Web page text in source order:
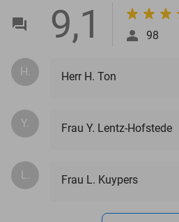
9,1 98
H. Herr H. Ton
Y. Frau Y. Lentz-Hofstede
L. Frau L. Kuypers